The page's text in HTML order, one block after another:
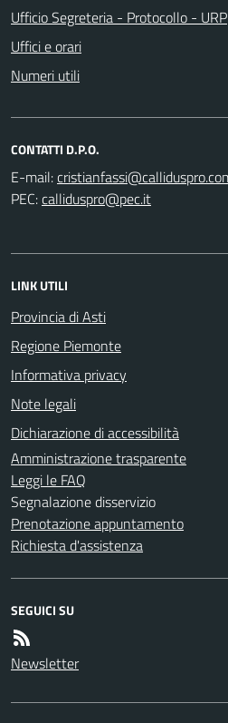
Ufficio Segreteria - Protocollo - URP
Uffici e orari
Numeri utili
CONTATTI D.P.O.
E-mail:
PEC:
LINK UTILI
Provincia di Asti
Regione Piemonte
Informativa privacy
Note legali
Dichiarazione di accessibilità
Amministrazione trasparente
Leggi le FAQ
Segnalazione disservizio
Prenotazione appuntamento
Richiesta d'assistenza
SEGUICI SU
Newsletter